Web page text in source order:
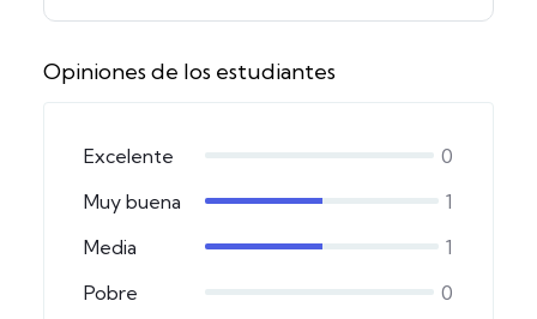
Opiniones de los estudiantes
Excelente
0
Muy buena
1
Media
1
Pobre
0